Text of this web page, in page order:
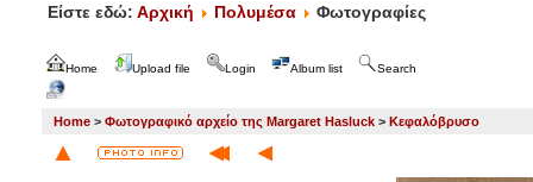
Είστε εδώ: Αρχική Πολυμέσα Φωτογραφίες
Home Upload file Login Album list Search
Home > Φωτογραφικό αρχείο της Margaret Hasluck > Κεφαλόβρυσο